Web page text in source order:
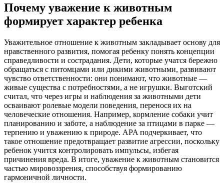
Почему уважение к животным
формирует характер ребенка
Уважительное отношение к животным закладывает основу для
нравственного развития, помогая ребенку понять концепции
справедливости и сострадания. Дети, которые учатся бережно
обращаться с питомцами или дикими животными, развивают
чувство ответственности: они понимают, что животные —
живые существа с потребностями, а не игрушки. Выготский
считал, что через игры и наблюдения за животными дети
осваивают ролевые модели поведения, перенося их на
человеческие отношения. Например, кормление собаки учит
планированию и заботе, а наблюдение за птицами в парке —
терпению и уважению к природе. APA подчеркивает, что
такое отношение предотвращает развитие агрессии, поскольку
ребенок учится контролировать импульсы, избегая
причинения вреда. В итоге, уважение к животным становится
частью мировоззрения, способствуя формированию
гармоничной личности.